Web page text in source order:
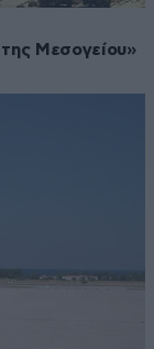
Μεσογείου»